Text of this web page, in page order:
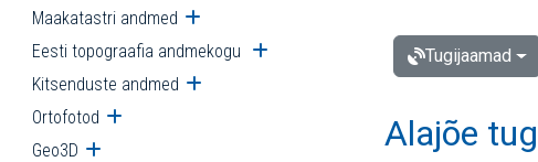
Maakatastri andmed Ava alammenüü
Eesti topograafia andmekogu Ava alammenüü
Kitsenduste andmed Ava alammenüü
Ortofotod Ava alammenüü
Geo3D Ava alammenüü
Tugijaamad
Alajõe